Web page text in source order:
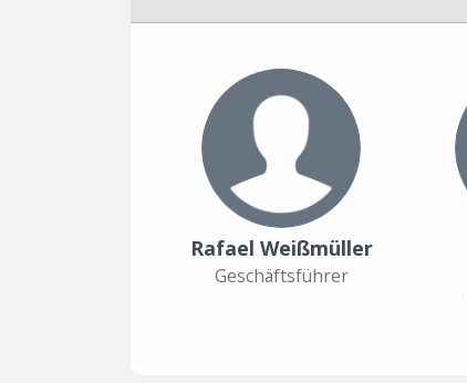
Rafael Weißmüller
Geschäftsführer